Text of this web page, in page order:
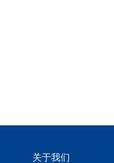
关于我们